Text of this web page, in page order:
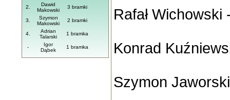
2.
Dawid
Makowski
3 bramki
3.
Szymon
Makowski
2 bramki
4.
Adrian
Talarski
1 bramka
-
Igor
Dąbek
1 bramka
Rafał
Konrad
Szymon